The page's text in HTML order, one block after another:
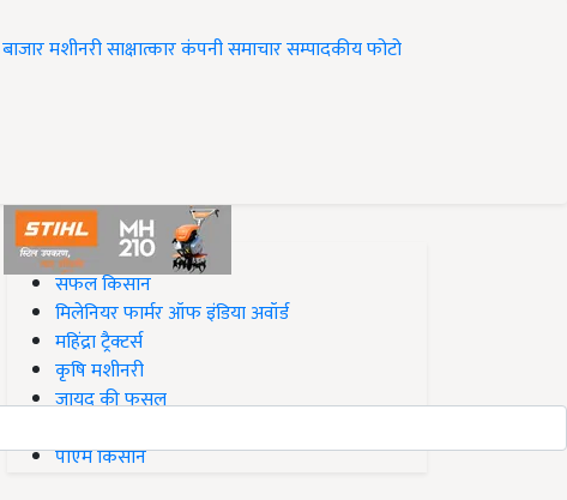
बाजारमशीनरीसाक्षात्कारकंपनी समाचारसम्पादकीयफोटो
#Top on Krishi Jagran
सफल किसान
मिलेनियर फार्मर ऑफ इंडिया अवॉर्ड
महिंद्रा ट्रैक्टर्स
कृषि मशीनरी
जायद की फसल
पीएम किसान